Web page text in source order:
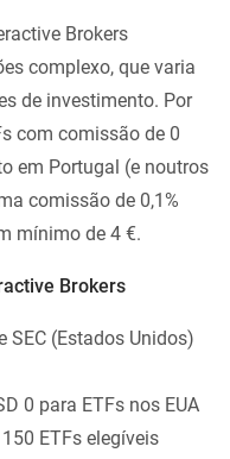
Brokers
complexo, que varia
de investimento. Por
com comissão de 0
em Portugal (e noutros
comissão de 0,1%
mínimo de 4 €.
Brokers
SEC (Estados Unidos)
0 para ETFs nos EUA
ETFs elegíveis